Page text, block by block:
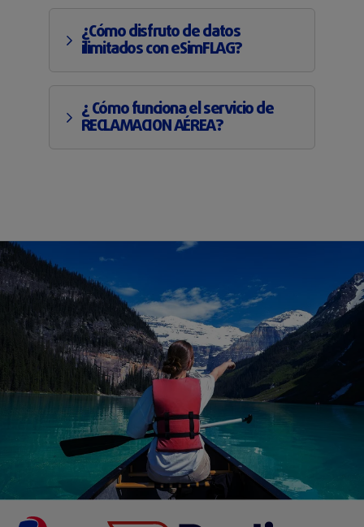
¿Cómo disfruto de datos
ilimitados con eSimFLAG?
¿ Cómo funciona el servicio de
RECLAMACION AÉREA?